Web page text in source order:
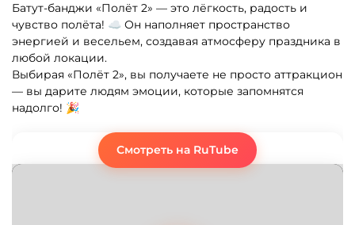
Батут-банджи «Полёт 2» — это лёгкость, радость и
чувство полёта! ☁️ Он наполняет пространство
энергией и весельем, создавая атмосферу праздника в
любой локации.
Выбирая «Полёт 2», вы получаете не просто аттракцион
— вы дарите людям эмоции, которые запомнятся
надолго! 🎉
Смотреть на RuTube